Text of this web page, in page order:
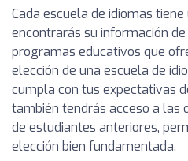
Cada escuela de idiomas
encontrarás su información
programas educativos que
elección de una escuela de
cumpla con tus expectativas
también tendrás acceso a las
de estudiantes anteriores,
elección bien fundamentada.